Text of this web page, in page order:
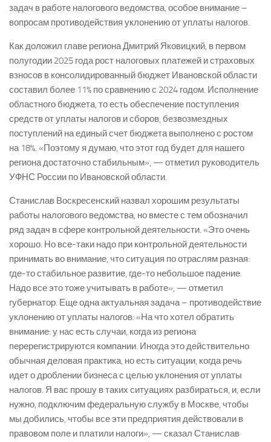
задач в работе налогового ведомства, особое внимание –
вопросам противодействия уклонению от уплаты налогов.
Как доложил главе региона Дмитрий Яковицкий, в первом
полугодии 2025 года рост налоговых платежей и страховых
взносов в консолидированный бюджет Ивановской области
составил более 11% по сравнению с 2024 годом. Исполнение
областного бюджета, то есть обеспечение поступления
средств от уплаты налогов и сборов, безвозмездных
поступлений на единый счет бюджета выполнено с ростом
на 18%. «Поэтому я думаю, что этот год будет для нашего
региона достаточно стабильным», — отметил руководитель
УФНС России по Ивановской области.
Станислав Воскресенский назвал хорошим результаты
работы налогового ведомства, но вместе с тем обозначил
ряд задач в сфере контрольной деятельности. «Это очень
хорошо. Но все-таки надо при контрольной деятельности
принимать во внимание, что ситуация по отраслям разная:
где-то стабильное развитие, где-то небольшое падение.
Надо все это тоже учитывать в работе», — отметил
губернатор. Еще одна актуальная задача – противодействие
уклонению от уплаты налогов: «На что хотел обратить
внимание: у нас есть случаи, когда из региона
перерегистрируются компании. Иногда это действительно
обычная деловая практика, но есть ситуации, когда речь
идет о дроблении бизнеса с целью уклонения от уплаты
налогов. Я вас прошу в таких ситуациях разбираться, и, если
нужно, подключим федеральную службу в Москве, чтобы
мы добились, чтобы все эти предприятия действовали в
правовом поле и платили налоги», — сказал Станислав